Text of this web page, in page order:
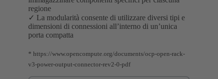
regione
✓ La modularità consente di utilizzare diversi tipi e
dimensioni di connessioni all’interno di un’unica
porta compatta
* https://www.opencompute.org/documents/ocp-open-rack-
v3-power-output-connector-rev2-0-pdf